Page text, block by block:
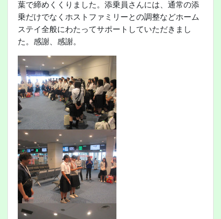
葉で締めくくりました。添乗員さんには、通常の添
乗だけでなくホストファミリーとの調整などホーム
ステイ全般にわたってサポートしていただきまし
た。感謝、感謝。